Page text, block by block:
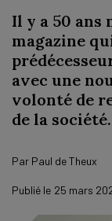
Il y a 50 ans
magazine
avec une
volonté de
de la société.
Par Paul de Theux
Publié le 25 mars